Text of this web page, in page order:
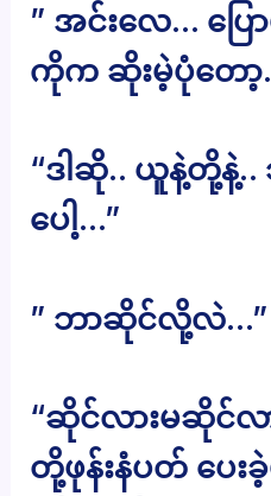
” အင်းလေ… ပြေ
ကိုက ဆိုးမဲ့ပုံတော့..
“ဒါဆို.. ယူနဲ့တို့နဲ့..
ပေါ့…”
” ဘာဆိုင်လို့လဲ…”
“ဆိုင်လားမဆိုင်
တို့ဖုန်းနံပတ် ပေး